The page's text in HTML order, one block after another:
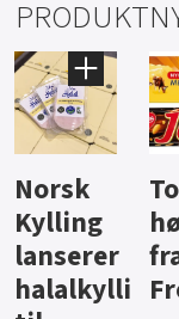
Knalltall
for Açai
Bowl
i